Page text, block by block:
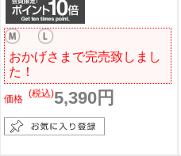
おかげさまで完売致しまし
た！
価格 5,390円
(税込)